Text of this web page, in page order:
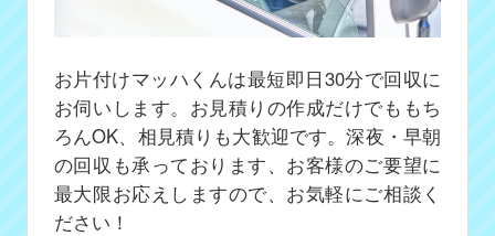
お片付けマッハくんは最短即日30分で回収に
お伺いします。お見積りの作成だけでももち
ろんOK、相見積りも大歓迎です。深夜・早朝
の回収も承っております、お客様のご要望に
最大限お応えしますので、お気軽にご相談く
ださい！